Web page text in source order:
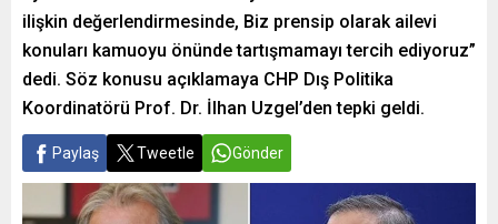
ilişkin değerlendirmesinde, Biz prensip olarak ailevi
konuları kamuoyu önünde tartışmamayı tercih ediyoruz”
dedi. Söz konusu açıklamaya CHP Dış Politika
Koordinatörü Prof. Dr. İlhan Uzgel’den tepki geldi.
Paylaş Tweetle Gönder